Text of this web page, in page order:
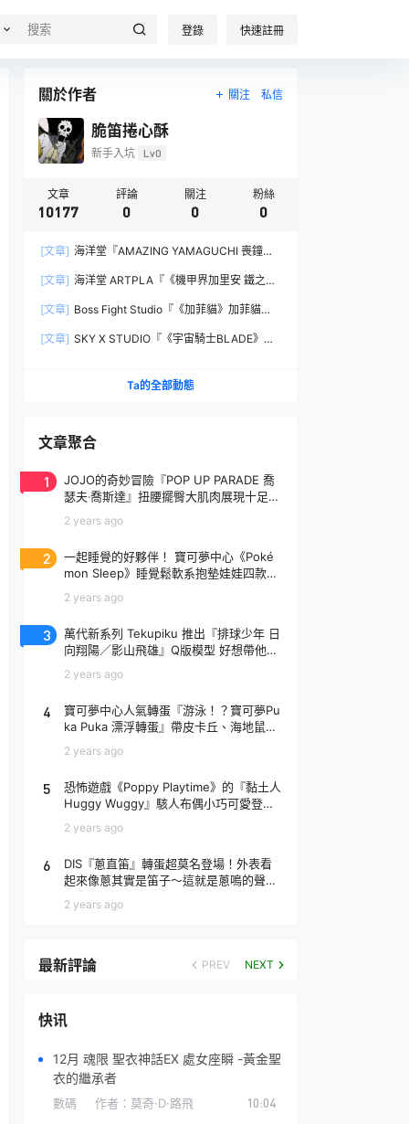
登錄 快速註冊
關於作者 關注 私信
脆笛捲心酥
新手入坑 Lv0
文章
10177
評論
0
關注
0
粉絲
0
[文章] 海洋堂『AMAZING YAMAGUCHI 喪鐘
之刃與大魄力火焰特效！
[文章] 海洋堂 ARTPLA『《機甲界加里安 鐵之紋
規再現！
[文章] Boss Fight Studio『《加菲貓》加菲貓
受到的龐大份量！
[文章] SKY X STUDIO『《宇宙騎士BLADE》
Ta的全部動態
文章聚合
1
JOJO的奇妙冒險『POP UP PARADE 喬
瑟夫‧喬斯達』扭腰擺臀大肌肉展現十足騷
2 years ago
2
一起睡覺的好夥伴！ 寶可夢中心《Poké
mon Sleep》睡覺鬆軟系抱墊娃娃四款登
2 years ago
3
萬代新系列 Tekupiku 推出『排球少年 日
向翔陽／影山飛雄』Q版模型 好想帶他出
2 years ago
4
寶可夢中心人氣轉蛋『游泳！？寶可夢Pu
ka Puka 漂浮轉蛋』帶皮卡丘、海地鼠去
2 years ago
5
恐怖遊戲《Poppy Playtime》的『黏土人
Huggy Wuggy』駭人布偶小巧可愛登
2 years ago
6
DIS『蔥直笛』轉蛋超莫名登場！外表看
起來像蔥其實是笛子～這就是蔥鳴的聲音
2 years ago
最新評論 PREV NEXT
快讯
12月 魂限 聖衣神話EX 處女座瞬 -黃金聖
衣的繼承者
數碼 作者： 莫奇·D·路飛 10:04